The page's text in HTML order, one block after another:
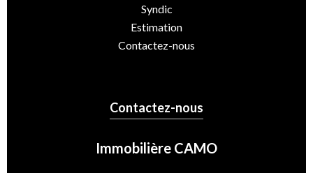
Syndic
Estimation
Contactez-nous
Contactez-nous
Immobilière CAMO